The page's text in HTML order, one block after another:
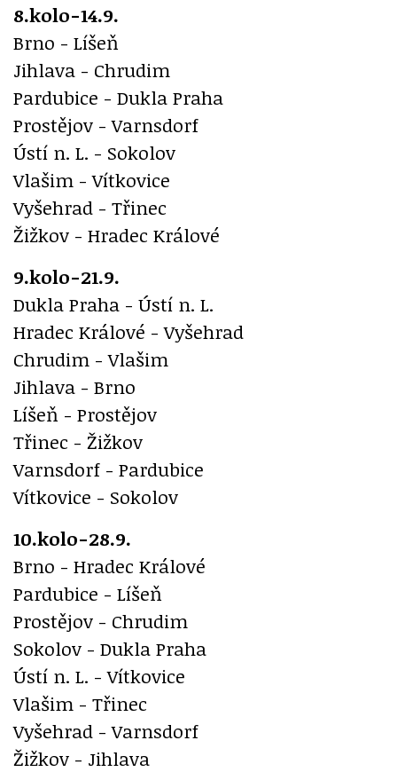
8.kolo-14.9.
Brno - Líšeň
Jihlava - Chrudim
Pardubice - Dukla Praha
Prostějov - Varnsdorf
Ústí n. L. - Sokolov
Vlašim - Vítkovice
Vyšehrad - Třinec
Žižkov - Hradec Králové
9.kolo-21.9.
Dukla Praha - Ústí n. L.
Hradec Králové - Vyšehrad
Chrudim - Vlašim
Jihlava - Brno
Líšeň - Prostějov
Třinec - Žižkov
Varnsdorf - Pardubice
Vítkovice - Sokolov
10.kolo-28.9.
Brno - Hradec Králové
Pardubice - Líšeň
Prostějov - Chrudim
Sokolov - Dukla Praha
Ústí n. L. - Vítkovice
Vlašim - Třinec
Vyšehrad - Varnsdorf
Žižkov - Jihlava